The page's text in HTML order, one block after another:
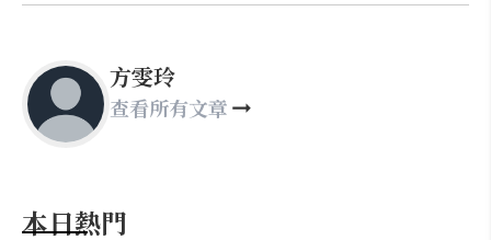
方雯玲
查看所有文章
本日熱門